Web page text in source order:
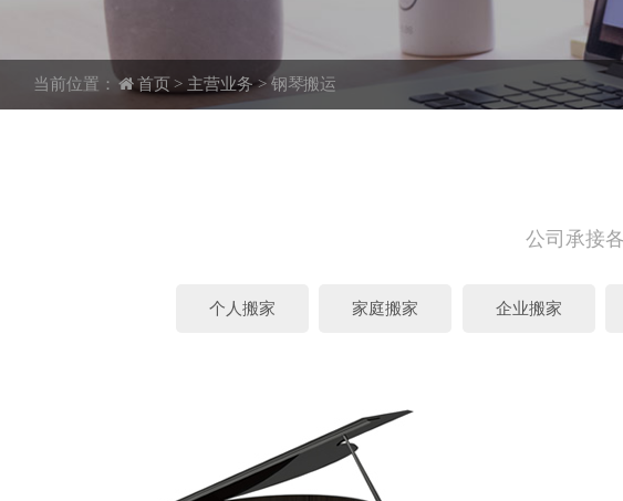
当前位置： 首页> 主营业务 > 钢琴搬运
公司承接
个人搬家 家庭搬家 企业搬家